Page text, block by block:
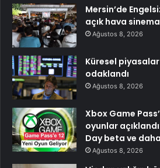
Mersin’de
açık hava
Ağustos 8, 2026
Küresel
odaklandı
Ağustos 8, 2026
Xbox Game
oyunlar
Day beta ve
Ağustos 8, 2026